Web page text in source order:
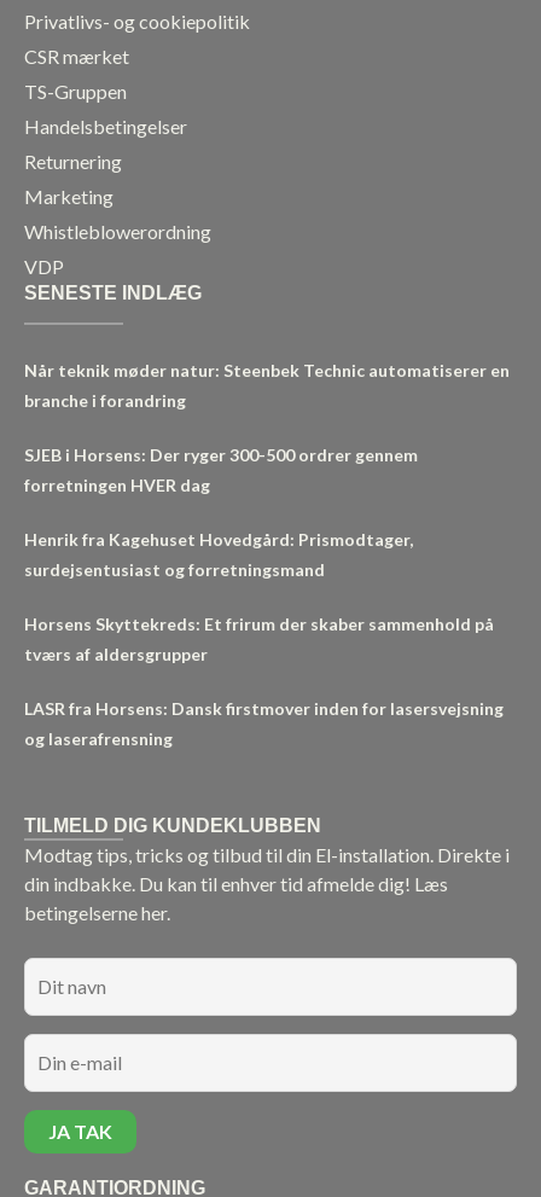
Privatlivs- og cookiepolitik
CSR mærket
TS-Gruppen
Handelsbetingelser
Returnering
Marketing
Whistleblowerordning
VDP
SENESTE INDLÆG
Når teknik møder natur: Steenbek Technic automatiserer en
branche i forandring
SJEB i Horsens: Der ryger 300-500 ordrer gennem
forretningen HVER dag
Henrik fra Kagehuset Hovedgård: Prismodtager,
surdejsentusiast og forretningsmand
Horsens Skyttekreds: Et frirum der skaber sammenhold på
tværs af aldersgrupper
LASR fra Horsens: Dansk firstmover inden for lasersvejsning
og laserafrensning
TILMELD DIG KUNDEKLUBBEN
Modtag tips, tricks og tilbud til din El-installation. Direkte i
din indbakke. Du kan til enhver tid afmelde dig! Læs
betingelserne her.
GARANTIORDNING